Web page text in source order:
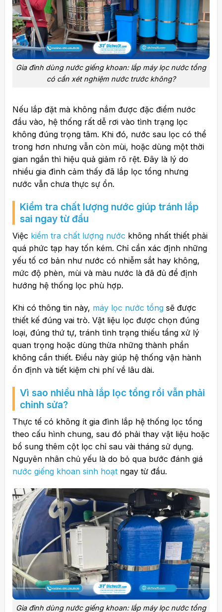
Gia đình dùng nước giếng khoan: lắp máy lọc nước tổng
có cần xét nghiệm nước trước không?
Nếu lắp đặt mà không nắm được đặc điểm nước
đầu vào, hệ thống rất dễ rơi vào tình trạng lọc
không đúng trọng tâm. Khi đó, nước sau lọc có thể
trong hơn nhưng vẫn còn mùi, hoặc dùng một thời
gian ngắn thì hiệu quả giảm rõ rệt. Đây là lý do
nhiều gia đình cảm thấy đã lắp lọc tổng nhưng
nước vẫn chưa thực sự ổn.
Kiểm tra chất lượng nước giúp tránh lắp
sai ngay từ đầu
Việc kiểm tra chất lượng nước không nhất thiết phải
quá phức tạp hay tốn kém. Chỉ cần xác định những
yếu tố cơ bản như nước có nhiễm sắt hay không,
mức độ phèn, mùi và màu nước là đã đủ để định
hướng hệ thống lọc phù hợp.
Khi có thông tin này, máy lọc nước tổngsẽ được
thiết kế đúng vai trò. Vật liệu lọc được chọn đúng
loại, đúng thứ tự, tránh tình trạng thiếu tầng xử lý
quan trọng hoặc dùng thừa những thành phần
không cần thiết. Điều này giúp hệ thống vận hành
ổn định và tiết kiệm chi phí về lâu dài.
Vì sao nhiều nhà lắp lọc tổng rồi vẫn phải
chỉnh sửa?
Thực tế có không ít gia đình lắp hệ thống lọc tổng
theo cấu hình chung, sau đó phải thay vật liệu hoặc
bổ sung thêm cột lọc chỉ sau vài tháng sử dụng.
Nguyên nhân chủ yếu là do bỏ qua bước đánh giá
nước giếng khoan sinh hoạtngay từ đầu.
Gia đình dùng nước giếng khoan: lắp máy lọc nước tổng